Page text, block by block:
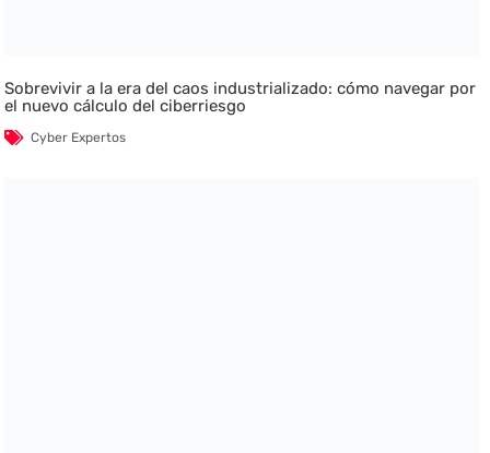
Sobrevivir a la era del caos industrializado: cómo navegar por
el nuevo cálculo del ciberriesgo
Cyber Expertos